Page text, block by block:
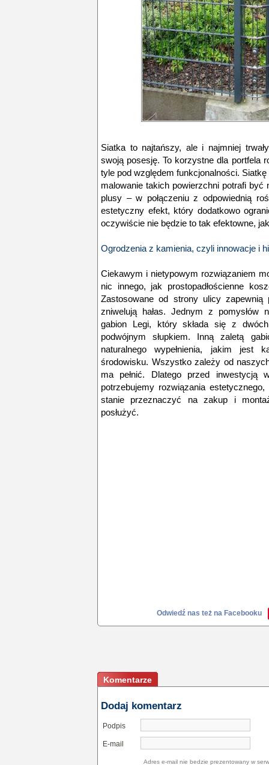
Siatka to najtańszy, ale i najmniej
swoją posesję. To korzystne dla portfela
tyle pod względem funkcjonalności.
malowanie takich powierzchni potrafi
plusy – w połączeniu z odpowiednią
estetyczny efekt, który dodatkowo
oczywiście nie będzie to tak efektowne,
Ogrodzenia z kamienia, czyli innowacje i
Ciekawym i nietypowym rozwiązaniem
nic innego, jak prostopadłościenne
Zastosowane od strony ulicy zapewnią
zniwelują hałas. Jednym z pomysłów
gabion Legi, który składa się z
podwójnym słupkiem. Inną zaletą
naturalnego wypełnienia, jakim jest
środowisku. Wszystko zależy od
ma pełnić. Dlatego przed
potrzebujemy rozwiązania
stanie przeznaczyć na zakup i
posłużyć.
Odwiedź nas też na Facebooku
Komentarze
Dodaj komentarz
Podpis
E-mail
Adres e-mail nie bedzie prezentowany w